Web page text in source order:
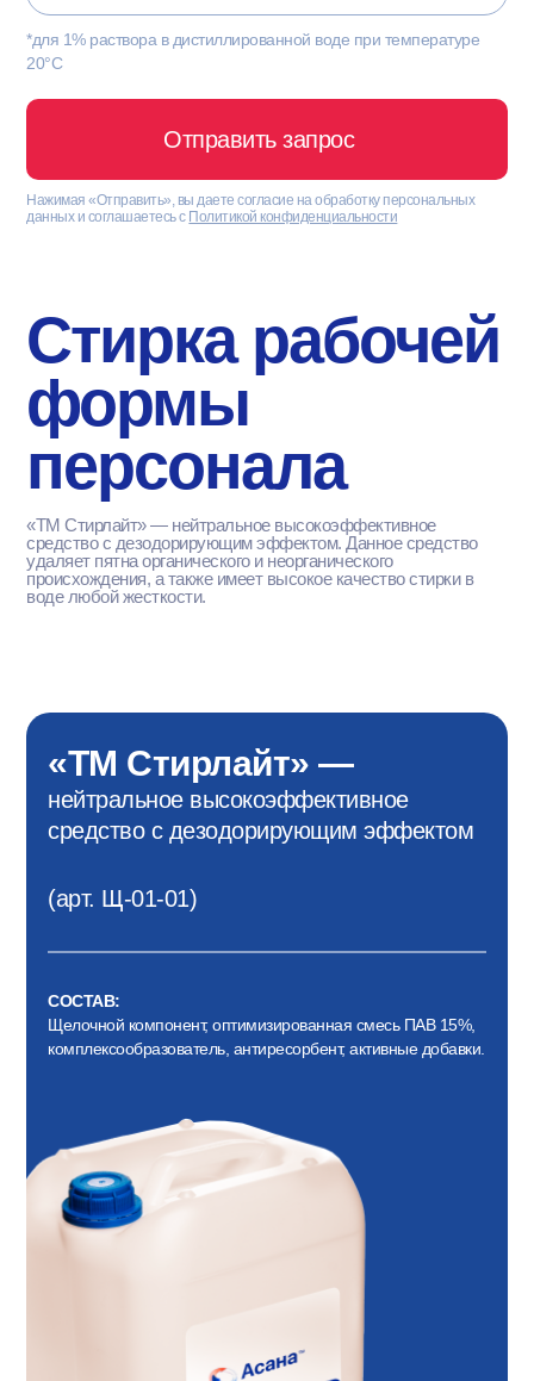
*для 1% раствора в дистиллированной воде при температуре
20°С
Отправить запрос
Нажимая «Отправить», вы даете согласие на обработку персональных
данных и соглашаетесь с Политикой конфиденциальности
Стирка рабочей
формы
персонала
«ТМ Стирлайт» — нейтральное высокоэффективное
средство с дезодорирующим эффектом. Данное средство
удаляет пятна органического и неорганического
происхождения, а также имеет высокое качество стирки в
воде любой жесткости.
«ТМ Стирлайт» —
нейтральное высокоэффективное
средство с дезодорирующим эффектом
(арт. Щ-01-01)
СОСТАВ:
Щелочной компонент, оптимизированная смесь ПАВ 15%,
комплексообразователь, антиресорбент, активные добавки.